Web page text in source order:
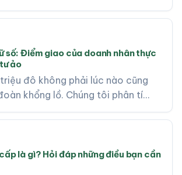
số: Điểm giao của doanh nhân thực
ảo
đô không phải lúc nào cũng
khổng lồ. Chúng tôi phân tí…
là gì? Hỏi đáp những điều bạn cần